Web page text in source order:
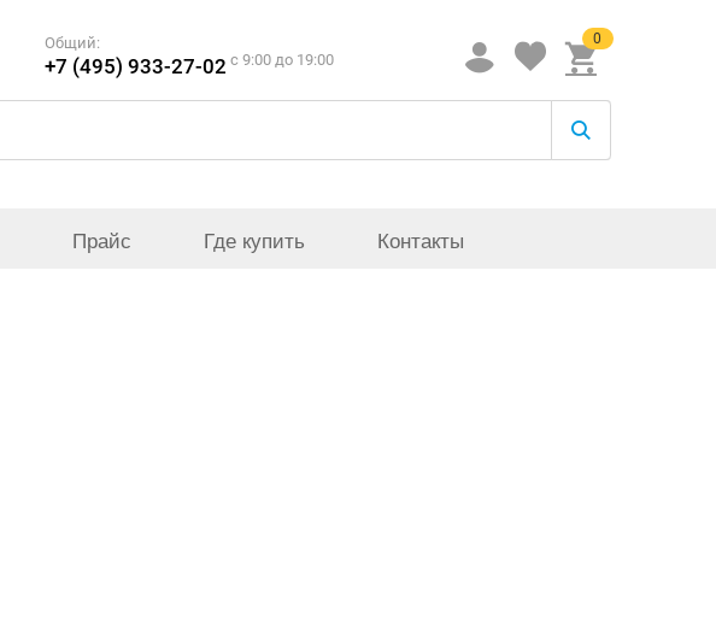
Общий:
+7 (495) 933-27-02 c 9:00 до 19:00
0
Прайс Где купить Контакты